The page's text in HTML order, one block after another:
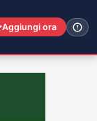
Aggiungi ora